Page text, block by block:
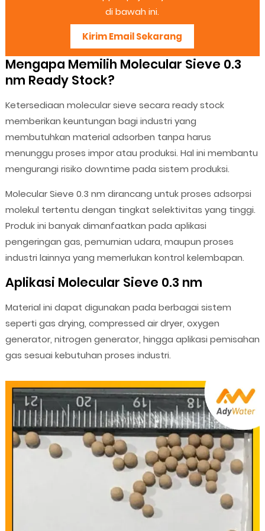
di bawah ini.
Kirim Email Sekarang
Mengapa Memilih Molecular Sieve 0.3
nm Ready Stock?
Ketersediaan molecular sieve secara ready stock
memberikan keuntungan bagi industri yang
membutuhkan material adsorben tanpa harus
menunggu proses impor atau produksi. Hal ini membantu
mengurangi risiko downtime pada sistem produksi.
Molecular Sieve 0.3 nm dirancang untuk proses adsorpsi
molekul tertentu dengan tingkat selektivitas yang tinggi.
Produk ini banyak dimanfaatkan pada aplikasi
pengeringan gas, pemurnian udara, maupun proses
industri lainnya yang memerlukan kontrol kelembapan.
Aplikasi Molecular Sieve 0.3 nm
Material ini dapat digunakan pada berbagai sistem
seperti gas drying, compressed air dryer, oxygen
generator, nitrogen generator, hingga aplikasi pemisahan
gas sesuai kebutuhan proses industri.